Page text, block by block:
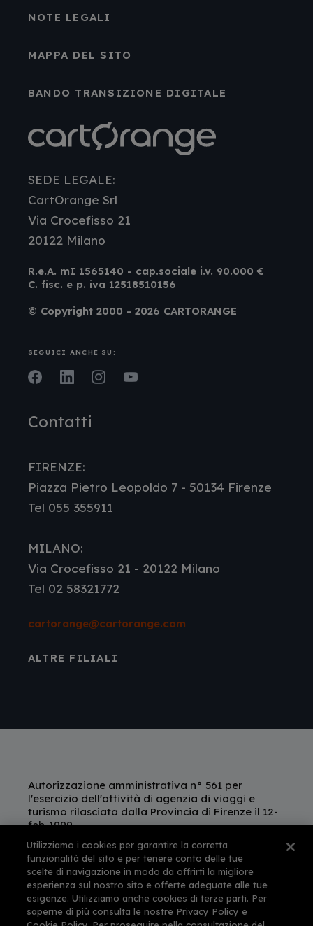
NOTE LEGALI
MAPPA DEL SITO
BANDO TRANSIZIONE DIGITALE
SEDE LEGALE:
CartOrange Srl
Via Crocefisso 21
20122 Milano
R.e.A. mI 1565140 - cap.sociale i.v. 90.000 €
C. fisc. e p. iva 12518510156
© Copyright 2000 - 2026 CARTORANGE
SEGUICI ANCHE SU:
Facebook
LinkedInInstagram
Contatti
FIRENZE:
Piazza Pietro Leopoldo 7 - 50134 Firenze
Tel 055 355911
MILANO:
Via Crocefisso 21 - 20122 Milano
Tel 02 58321772
cartorange@cartorange.com
ALTRE FILIALI
Autorizzazione amministrativa n° 561 per
l'esercizio dell'attività di agenzia di viaggi e
turismo rilasciata dalla Provincia di Firenze il 12-
feb-1999
This site is protected by reCAPTCHA and the
GooglePrivacy PolicyandTerms of Service
apply.
Utilizziamo i cookies per garantire la corretta
funzionalità del sito e per tenere conto delle tue
scelte di navigazione in modo da offrirti la migliore
esperienza sul nostro sito e offerte adeguate alle tue
esigenze. Utilizziamo anche cookies di terze parti. Per
saperne di più consulta le nostre Privacy Policy e